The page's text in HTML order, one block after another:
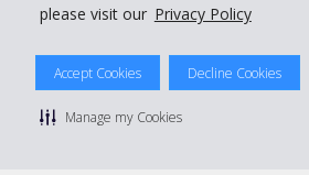
please visit our Privacy Policy
Accept Cookies Decline Cookies
Manage my Cookies
© 2026 The Hertz System, Inc.
Datenschutzrichtlinie
Sitemap Cookies verwalten